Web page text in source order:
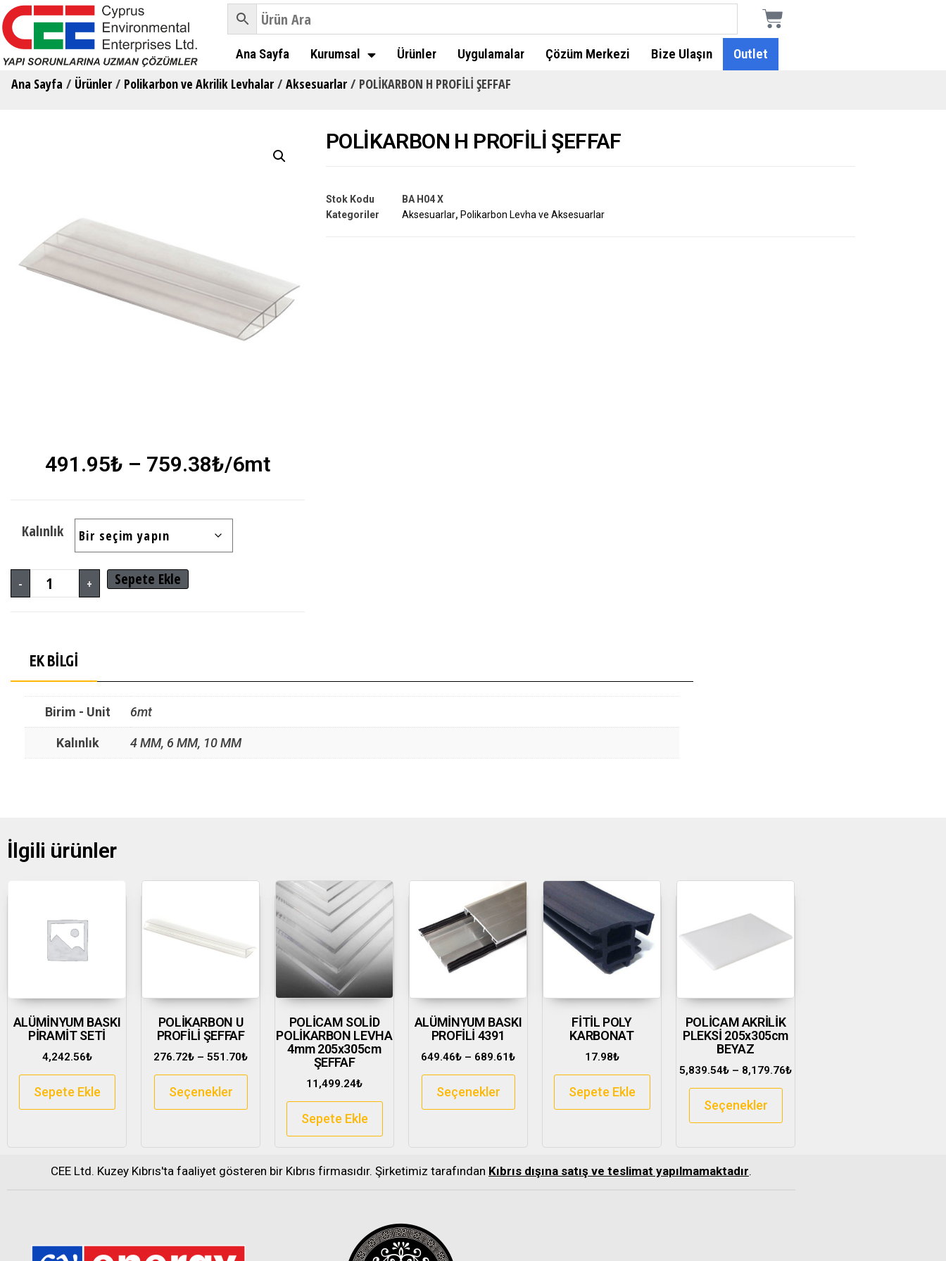
Ana Sayfa Kurumsal Ürünler Uygulamalar Çözüm Merkezi Bize Ulaşın Outlet
Ana Sayfa / Ürünler / Polikarbon ve Akrilik Levhalar / Aksesuarlar / POLİKARBON H PROFİLİ ŞEFFAF
491.95₺ – 759.38₺/6mt
Kalınlık
- + Sepete Ekle
POLİKARBON H PROFİLİ ŞEFFAF
Stok Kodu
BA H04 X
Kategoriler
Aksesuarlar, Polikarbon Levha ve Aksesuarlar
EK BILGI
Birim - Unit 6mt
Kalınlık 4 MM, 6 MM, 10 MM
İlgili ürünler
ALÜMİNYUM BASKI
PİRAMİT SETİ
4,242.56₺
Sepete Ekle
POLİKARBON U
PROFİLİ ŞEFFAF
276.72₺ – 551.70₺
Seçenekler
POLİCAM SOLİD
POLİKARBON LEVHA
4mm 205x305cm
ŞEFFAF
11,499.24₺
Sepete Ekle
ALÜMİNYUM BASKI
PROFİLİ 4391
649.46₺ – 689.61₺
Seçenekler
FİTİL POLY
KARBONAT
17.98₺
Sepete Ekle
POLİCAM AKRİLİK
PLEKSİ 205x305cm
BEYAZ
5,839.54₺ – 8,179.76₺
Seçenekler
CEE Ltd. Kuzey Kıbrıs'ta faaliyet gösteren bir Kıbrıs firmasıdır. Şirketimiz tarafından Kıbrıs dışına satış ve teslimat yapılmamaktadır.